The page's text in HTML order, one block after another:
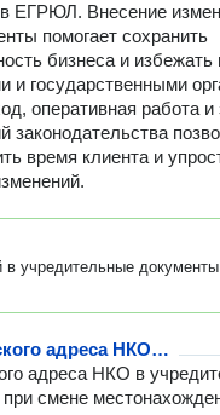
больше не ведет
ООО избавит вас от
ликвидация
от субсидиарной
ликвидация ИП или
с законом. Помните:
к штрафам, поэтому
регистрация ООО,
ИП возможны
обслуживание или
на связи. Моя задача -
ликвидация ООО не
и выстраиваю
в мессенджер.
как пройдет ваша
печатей или как
ЕГРЮЛ. Внесение
помогает сохранить
бизнеса и избежать
и государственными
оперативная работа и
законодательства
время клиента и
в учредительные документы
Изменение юридического адреса НКО в учредительных документах
адреса НКО в
смене